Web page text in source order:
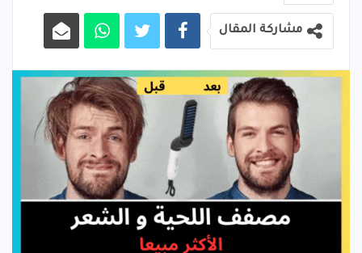
مشاركة المقال